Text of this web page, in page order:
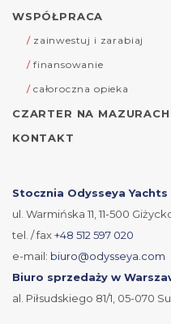
WSPÓŁPRACA
zainwestuj i zarabiaj
finansowanie
całoroczna opieka
CZARTER NA MAZURACH
KONTAKT
Stocznia Odysseya Yachts
ul. Warmińska 11, 11-500
tel. / fax+48 512 597 020
e-mail: biuro@odysseya.com
Biuro sprzedaży w
al. Piłsudskiego 81/1, 05-070